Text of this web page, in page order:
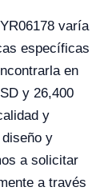
varía
específicas
en
y 26,400
y
y
a solicitar
a través